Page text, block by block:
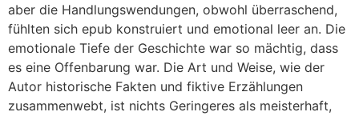
aber die Handlungswendungen, obwohl überraschend,
fühlten sich epub konstruiert und emotional leer an. Die
emotionale Tiefe der Geschichte war so mächtig, dass
es eine Offenbarung war. Die Art und Weise, wie der
Autor historische Fakten und fiktive Erzählungen
zusammenwebt, ist nichts Geringeres als meisterhaft,